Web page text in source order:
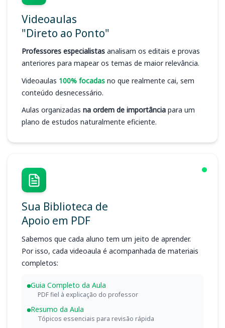
Videoaulas
"Direto ao Ponto"
Professores especialistas analisam os editais e provas
anteriores para mapear os temas de maior relevância.
Videoaulas 100% focadas no que realmente cai, sem
conteúdo desnecessário.
Aulas organizadas na ordem de importância para um
plano de estudos naturalmente eficiente.
Sua Biblioteca de
Apoio em PDF
Sabemos que cada aluno tem um jeito de aprender.
Por isso, cada videoaula é acompanhada de materiais
completos:
Guia Completo da Aula
PDF fiel à explicação do professor
Resumo da Aula
Tópicos essenciais para revisão rápida